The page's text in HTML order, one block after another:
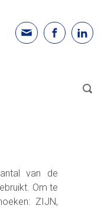
van de
Om te
ZIJN,